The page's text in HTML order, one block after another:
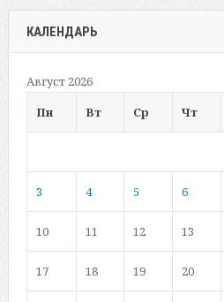
КАЛЕНДАРЬ
Август 2026
Пн
Вт Ср Чт
3 4 5 6
10 11 12 13
17 18 19 20